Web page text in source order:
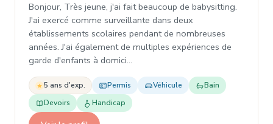
Bonjour, Très jeune, j'ai fait beaucoup de babysitting.
J'ai exercé comme surveillante dans deux
établissements scolaires pendant de nombreuses
années. J'ai également de multiples expériences de
garde d'enfants à domici…
5 ans d'exp. Permis Véhicule
Bain
Devoirs
Handicap